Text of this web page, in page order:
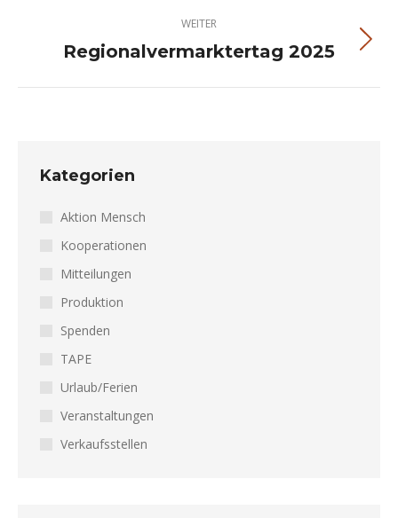
WEITER
Nächster
Regionalvermarktertag 2025
Kategorien
Aktion Mensch
Kooperationen
Mitteilungen
Produktion
Spenden
TAPE
Urlaub/Ferien
Veranstaltungen
Verkaufsstellen